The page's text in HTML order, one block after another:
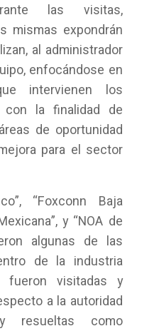
las visitas,
mismas expondrán
al administrador
enfocándose en
intervienen los
con la finalidad de
de oportunidad
para el sector
“Foxconn Baja
y “NOA de
algunas de las
de la industria
fueron visitadas y
a la autoridad
resueltas como